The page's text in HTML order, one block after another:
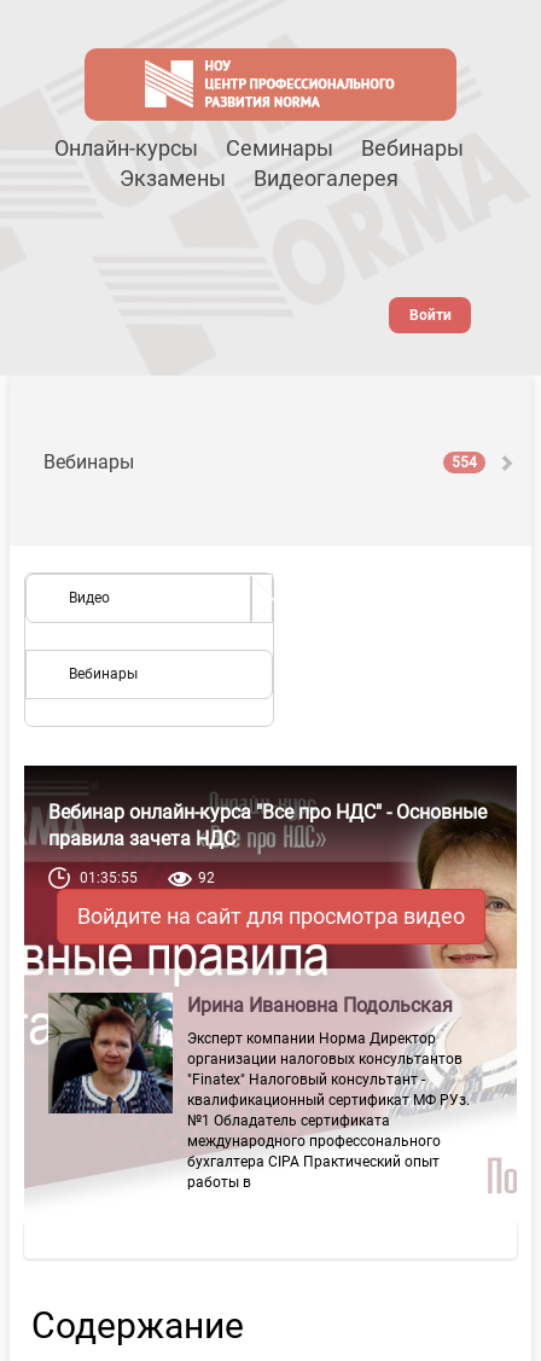
Онлайн-курсы Семинары
Вебинары
Экзамены
Видеогалерея
Войти
Вебинары 554
Видео
Вебинары
Вебинар онлайн-курса "Все про НДС" - Основные
правила зачета НДС
01:35:55 92
Войдите на сайт для просмотра видео
Ирина Ивановна Подольская
Эксперт компании Норма Директор
организации налоговых консультантов
"Finatex" Налоговый консультант -
квалификационный сертификат МФ РУз.
№1 Обладатель сертификата
международного профессонального
бухгалтера CIPA Практический опыт
работы в
Содержание